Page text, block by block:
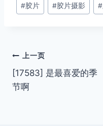
标
#胶片 #胶片摄影 #
文
章
上一页
[17583] 是最喜爱的季
节啊